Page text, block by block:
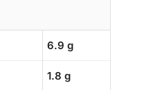
6.9 g
1.8 g